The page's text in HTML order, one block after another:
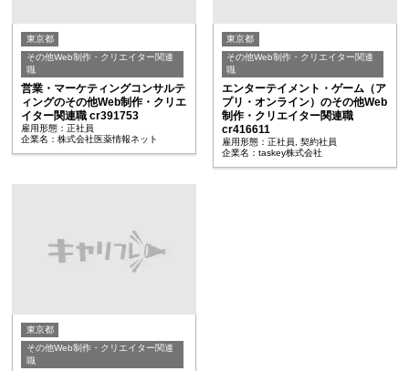
東京都
その他Web制作・クリエイター関連
職
営業・マーケティングコンサルテ
ィングのその他Web制作・クリエ
イター関連職 cr391753
雇用形態：正社員
企業名：株式会社医薬情報ネット
東京都
その他Web制作・クリエイター関連
職
エンターテイメント・ゲーム（ア
プリ・オンライン）のその他Web
制作・クリエイター関連職
cr416611
雇用形態：正社員, 契約社員
企業名：taskey株式会社
東京都
その他Web制作・クリエイター関連
職